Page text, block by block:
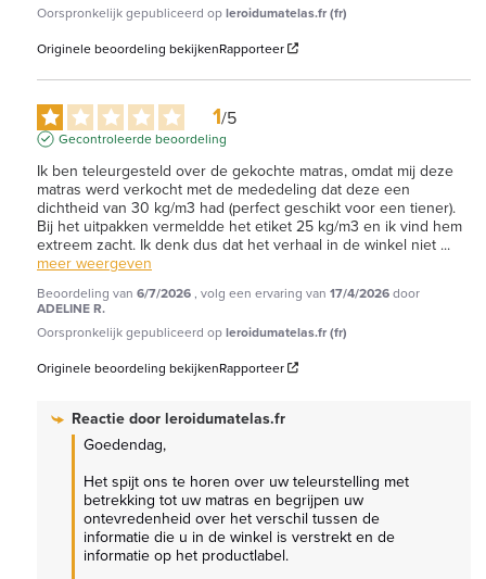
Oorspronkelijk gepubliceerd opleroidumatelas.fr (fr)
Originele beoordeling bekijkenRapporteer
1/5
Gecontroleerde beoordeling
Ik ben teleurgesteld over de gekochte matras, omdat mij deze
matras werd verkocht met de mededeling dat deze een
dichtheid van 30 kg/m3 had (perfect geschikt voor een tiener).
Bij het uitpakken vermeldde het etiket 25 kg/m3 en ik vind hem
extreem zacht. Ik denk dus dat het verhaal in de winkel niet ...
meer weergeven
Beoordeling van 6/7/2026, volg een ervaring van 17/4/2026door
ADELINE R.
Oorspronkelijk gepubliceerd opleroidumatelas.fr (fr)
Originele beoordeling bekijkenRapporteer
Reactie doorleroidumatelas.fr
Goedendag,
Het spijt ons te horen over uw teleurstelling met
betrekking tot uw matras en begrijpen uw
ontevredenheid over het verschil tussen de
informatie die u in de winkel is verstrekt en de
informatie op het productlabel.